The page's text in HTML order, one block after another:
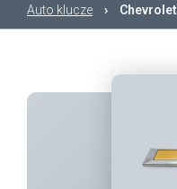
Auto klucze › Chevrolet